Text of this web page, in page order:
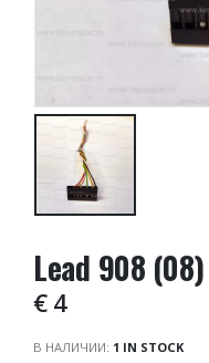
Lead 908
€4
В НАЛИЧИИ: 1 IN STOCK